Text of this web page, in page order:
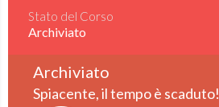
Stato del Corso
Archiviato
Archiviato
Spiacente, il tempo è scaduto!